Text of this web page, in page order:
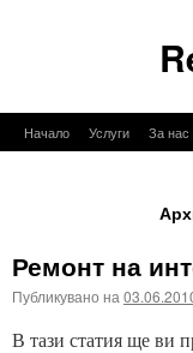
КъмНачало Услуги За нас
Ремонт на
Публикувано на
В тази статия ще ви